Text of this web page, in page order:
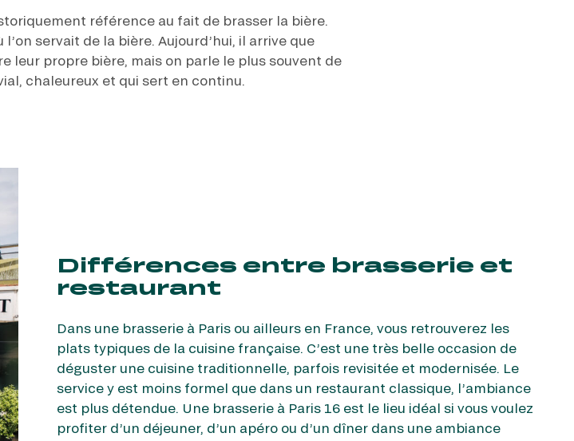
référence au fait de brasser la bière.
servait de la bière. Aujourd’hui, il arrive que
leur propre bière, mais on parle le plus souvent de
chaleureux et qui sert en continu.
Différences entre brasserie et
restaurant
Dans une brasserie à Paris ou ailleurs en France, vous retrouverez les
plats typiques de la cuisine française. C’est une très belle occasion de
déguster une cuisine traditionnelle, parfois revisitée et modernisée. Le
service y est moins formel que dans un restaurant classique, l’ambiance
est plus détendue. Une brasserie à Paris 16 est le lieu idéal si vous voulez
profiter d’un déjeuner, d’un apéro ou d’un dîner dans une ambiance